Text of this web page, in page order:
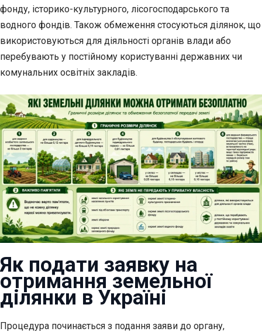
фонду, історико-культурного, лісогосподарського та
водного фондів. Також обмеження стосуються ділянок, що
використовуються для діяльності органів влади або
перебувають у постійному користуванні державних чи
комунальних освітніх закладів.
Як подати заявку на
отримання земельної
ділянки в Україні
Процедура починається з подання заяви до органу,